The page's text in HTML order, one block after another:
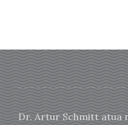
Dr. Artur Schmitt atua